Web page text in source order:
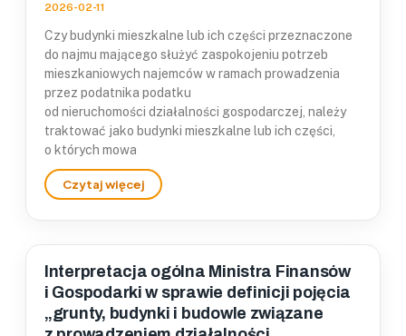
2026-02-11
Czy budynki mieszkalne lub ich części przeznaczone
do najmu mającego służyć zaspokojeniu potrzeb
mieszkaniowych najemców w ramach prowadzenia
przez podatnika podatku
od nieruchomości działalności gospodarczej, należy
traktować jako budynki mieszkalne lub ich części,
o których mowa
Interpretacja ogólna Ministra Finansów
i Gospodarki w sprawie definicji pojęcia
„grunty, budynki i budowle związane